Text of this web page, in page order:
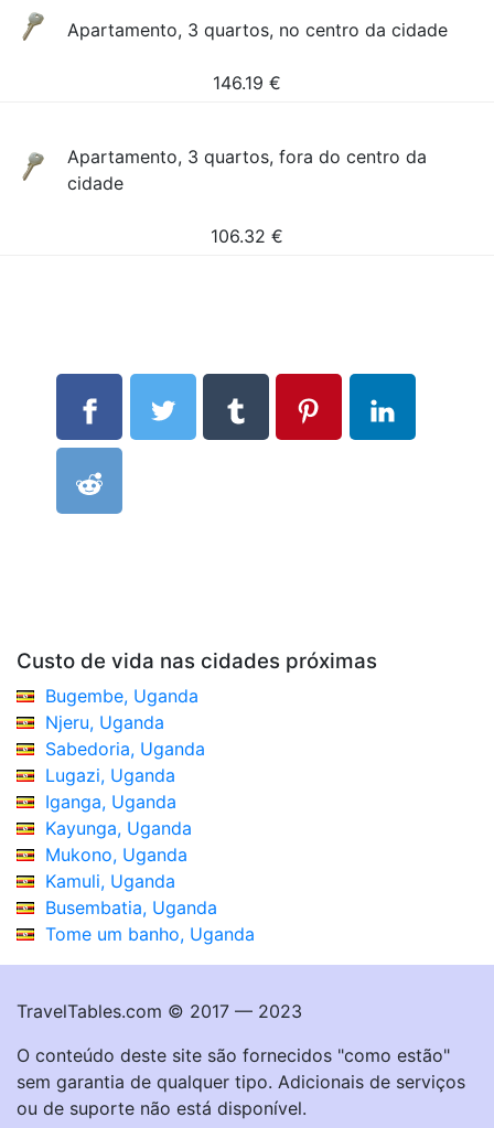
Apartamento, 3 quartos, no centro da cidade
146.19 €
Apartamento, 3 quartos, fora do centro da
cidade
106.32 €
Custo de vida nas cidades próximas
Bugembe, Uganda
Njeru, Uganda
Sabedoria, Uganda
Lugazi, Uganda
Iganga, Uganda
Kayunga, Uganda
Mukono, Uganda
Kamuli, Uganda
Busembatia, Uganda
Tome um banho, Uganda
TravelTables.com © 2017 — 2023
O conteúdo deste site são fornecidos "como estão"
sem garantia de qualquer tipo. Adicionais de serviços
ou de suporte não está disponível.